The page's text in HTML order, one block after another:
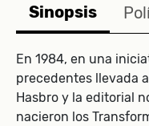
Sinopsis
En 1984, en una
precedentes llevada
Hasbro y la editorial
nacieron los